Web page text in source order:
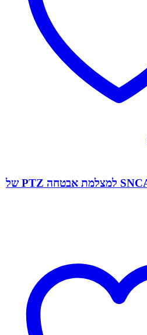
זרוע מדגם SNCA-WM40 למצלמת אבטחה PTZ של